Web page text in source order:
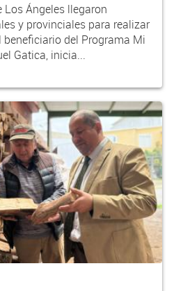
Ángeles llegaron
y provinciales para realizar
del Programa Mi
Gatica, inicia...